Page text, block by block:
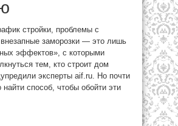
стройки, проблемы с
внезапные заморозки — это лишь
эффектов», с которыми
тем, кто строит дом
эксперты aif.ru. Но почти
найти способ, чтобы обойти эти